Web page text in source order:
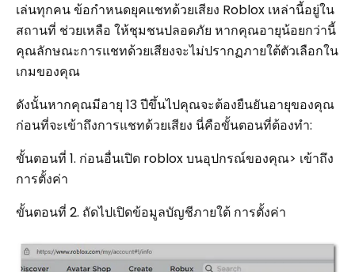
เล่นทุกคน ข้อกำหนดยุคแชทด้วยเสียง Roblox เหล่านี้อยู่ใน
สถานที่ ช่วยเหลือ ให้ชุมชนปลอดภัย หากคุณอายุน้อยกว่านี้
คุณลักษณะการแชทด้วยเสียงจะไม่ปรากฏภายใต้ตัวเลือกใน
เกมของคุณ
ดังนั้นหากคุณมีอายุ 13 ปีขึ้นไปคุณจะต้องยืนยันอายุของคุณ
ก่อนที่จะเข้าถึงการแชทด้วยเสียง นี่คือขั้นตอนที่ต้องทำ:
ขั้นตอนที่ 1. ก่อนอื่นเปิด roblox บนอุปกรณ์ของคุณ> เข้าถึง
การตั้งค่า
ขั้นตอนที่ 2. ถัดไปเปิดข้อมูลบัญชีภายใต้ การตั้งค่า